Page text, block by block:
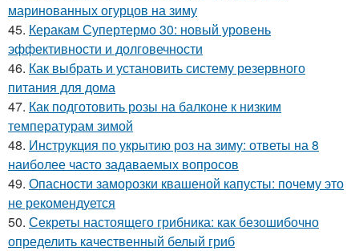
маринованных огурцов на зиму
45. Керакам Супертермо 30: новый уровень
эффективности и долговечности
46. Как выбрать и установить систему резервного
питания для дома
47. Как подготовить розы на балконе к низким
температурам зимой
48. Инструкция по укрытию роз на зиму: ответы на 8
наиболее часто задаваемых вопросов
49. Опасности заморозки квашеной капусты: почему это
не рекомендуется
50. Секреты настоящего грибника: как безошибочно
определить качественный белый гриб